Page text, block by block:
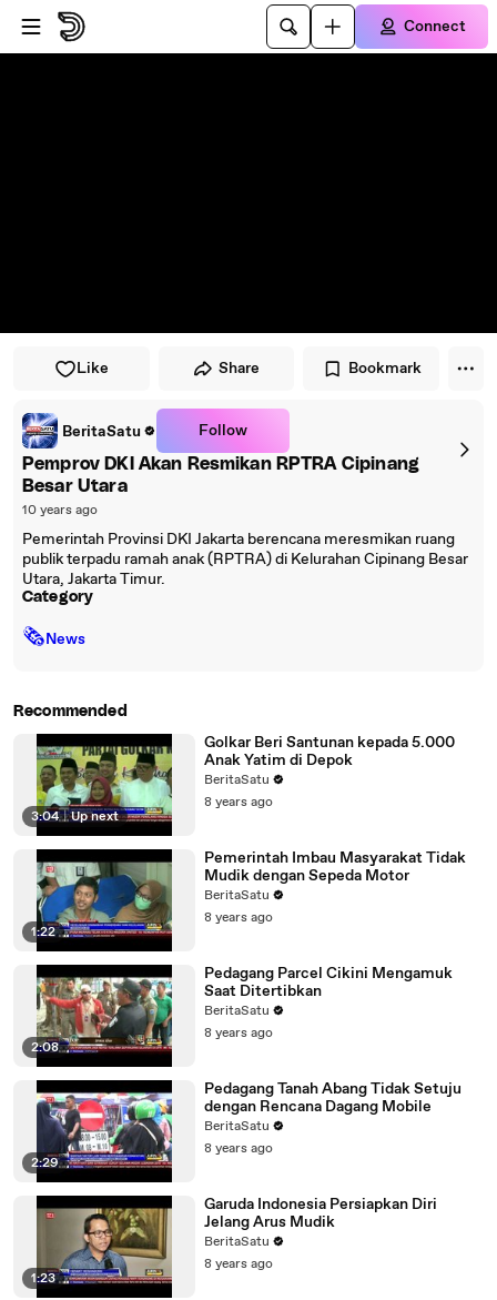
Skip to player
Skip to main content
Connect
Like Share Bookmark
BeritaSatu Follow
Pemprov DKI Akan Resmikan RPTRA Cipinang
Besar Utara
10 years ago
Pemerintah Provinsi DKI Jakarta berencana meresmikan ruang
publik terpadu ramah anak (RPTRA) di Kelurahan Cipinang Besar
Utara, Jakarta Timur.
Category
🗞News
Recommended
3:04 | Up next
Golkar Beri Santunan kepada 5.000
Anak Yatim di Depok
BeritaSatu
8 years ago
1:22
Pemerintah Imbau Masyarakat Tidak
Mudik dengan Sepeda Motor
BeritaSatu
8 years ago
2:08
Pedagang Parcel Cikini Mengamuk
Saat Ditertibkan
BeritaSatu
8 years ago
2:29
Pedagang Tanah Abang Tidak Setuju
dengan Rencana Dagang Mobile
BeritaSatu
8 years ago
1:23
Garuda Indonesia Persiapkan Diri
Jelang Arus Mudik
BeritaSatu
8 years ago